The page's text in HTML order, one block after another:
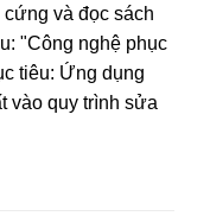
và đọc sách
"Công nghệ phục
tiêu: Ứng dụng
vào quy trình sửa